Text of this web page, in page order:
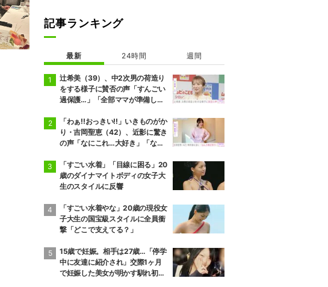
記事ランキング
最新 24時間 週間
辻希美（39）、中2次男の荷造り
をする様子に賛否の声「すんごい
過保護…」「全部ママが準備して
「わぁ!!おっきい!!」いきものがか
り・吉岡聖恵（42）、近影に驚き
の声「なにこれ…大好き」「なん
「すごい水着」「目線に困る」20
歳のダイナマイトボディの女子大
生のスタイルに反響
「すごい水着やな」20歳の現役女
子大生の国宝級スタイルに全員衝
撃「どこで支えてる？」
15歳で妊娠。相手は27歳…「停学
中に友達に紹介され」交際1ヶ月
で妊娠した美女が明かす馴れ初め